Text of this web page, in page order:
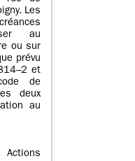
Les
au
ou sur
prévu
et
de
deux
au